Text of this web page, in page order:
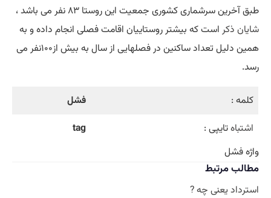
طبق آخرین سرشماری کشوری جمعیت این روستا ۸۳ نفر می باشد ،
شایان ذکر است که بیشتر روستاییان اقامت فصلی انجام داده و به
همین دلیل تعداد ساکنین در فصلهایی از سال به بیش از۱۰۰نفر می
رسد.
کلمه :
فشل
اشتباهتایپی :
tag
واژه فشل
مطالب مرتبط
استرداد یعنی چه ?